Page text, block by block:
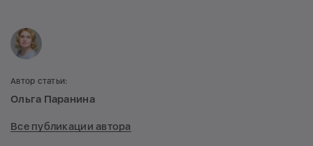
Автор статьи:
Ольга Паранина
Все публикации автора